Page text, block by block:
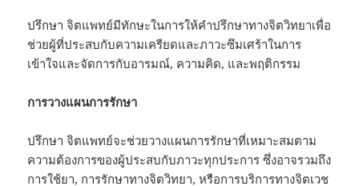
ปรึกษา จิตแพทย์มีทักษะในการให้คำปรึกษาทางจิตวิทยาเพื่อ
ช่วยผู้ที่ประสบกับความเครียดและภาวะซึมเศร้าในการ
เข้าใจและจัดการกับอารมณ์, ความคิด, และพฤติกรรม
การวางแผนการรักษา
ปรึกษา จิตแพทย์จะช่วยวางแผนการรักษาที่เหมาะสมตาม
ความต้องการของผู้ประสบกับภาวะทุกประการ ซึ่งอาจรวมถึง
การใช้ยา, การรักษาทางจิตวิทยา, หรือการบริการทางจิตเวช